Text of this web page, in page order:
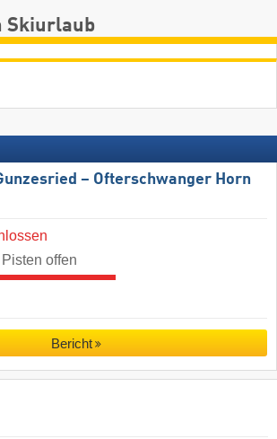
Skiurlaub
– Ofterschwanger Horn
offen
Bericht